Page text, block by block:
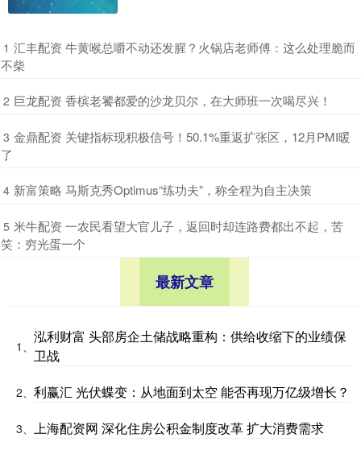
1 ​汇丰配资 牛黄喉总嚼不动还发腥？火锅店老师傅：这么处理脆而
不柴
2 ​巨龙配资 香槟老饕都爱的沙龙贝尔，在大师班一次喝尽兴！
3 ​金鼎配资 关键指标现积极信号！50.1%重返扩张区，12月PMI暖
了
4 ​新富策略 马斯克秀Optimus“练功夫”，称全程为自主决策
5 ​米牛配资 一农民看望大官儿子，返回时却连路费都出不起，苦
笑：穷光蛋一个
最新文章
1、
泓利财富 头部房企土储战略重构：供给收缩下的业绩保
卫战
2、 利赢汇 光伏蝶变：从地面到太空 能否再现万亿级增长？
3、 上海配资网 深化住房公积金制度改革 扩大消费需求